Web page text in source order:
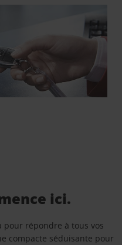
ici.
pour répondre à tous vos
compacte séduisante pour